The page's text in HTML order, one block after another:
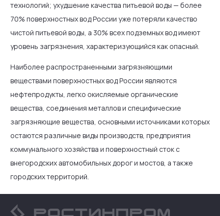
технологий; ухудшение качества питьевой воды — более
70% поверхностных вод России уже потеряли качество
чистой питьевой воды, а 30% всех подземных вод имеют
уровень загрязнения, характеризующийся как опасный.
Наиболее распространенными загрязняющими
веществами поверхностных вод России являются
нефтепродукты, легко окисляемые органические
вещества, соединения металлов и специфические
загрязняющие вещества, основными источниками которых
остаются различные виды производств, предприятия
коммунального хозяйства и поверхностный сток с
внегородских автомобильных дорог и мостов, а также
городских территорий.